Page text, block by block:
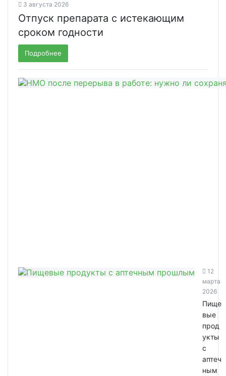
3 августа 2026
Отпуск препарата с истекающим
сроком годности
Подробнее
12
марта
2026
Пище
вые
прод
укты
с
аптеч
ным